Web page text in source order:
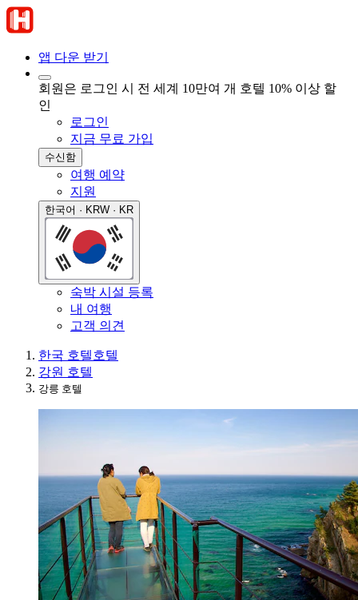
앱 다운 받기
회원은 로그인 시 전 세계 10만여 개 호텔 10% 이상 할
인
로그인
지금 무료 가입
수신함
여행 예약
지원
한국어 · KRW · KR
숙박 시설 등록
내 여행
고객 의견
한국 호텔호텔
강원 호텔
강릉 호텔